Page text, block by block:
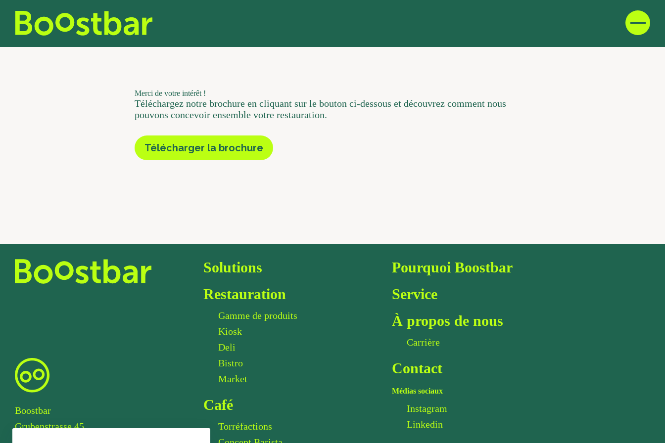
content
Merci de votre intérêt !
Téléchargez notre brochure en cliquant sur le bouton ci-dessous et découvrez comment nous
pouvons concevoir ensemble votre restauration.
Télécharger la brochure
Boostbar
Grubenstrasse 45
Solutions
Restauration
Gamme de produits
Kiosk
Deli
Bistro
Market
Café
Torréfactions
Pourquoi Boostbar
Service
À propos de nous
Carrière
Contact
Médias sociaux
Instagram
Linkedin